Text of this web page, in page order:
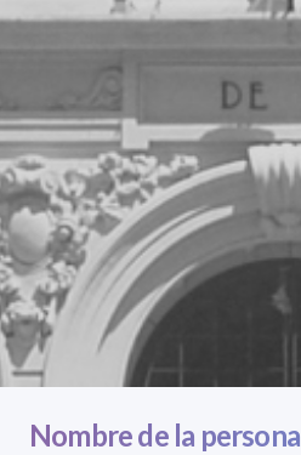
Nombre de la persona